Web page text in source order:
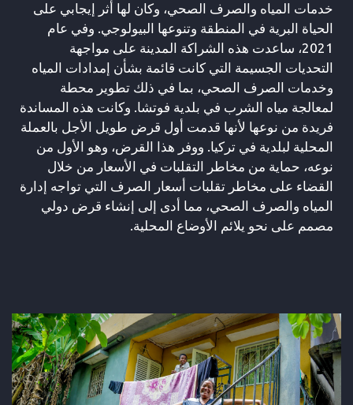
خدمات المياه والصرف الصحي، وكان لها أثر إيجابي على
الحياة البرية في المنطقة وتنوعها البيولوجي. وفي عام
2021، ساعدت هذه الشراكة المدينة على مواجهة
التحديات الجسيمة التي كانت قائمة بشأن إمدادات المياه
وخدمات الصرف الصحي، بما في ذلك تطوير محطة
لمعالجة مياه الشرب في بلدية فوتشا. وكانت هذه المساندة
فريدة من نوعها لأنها قدمت أول قرض طويل الأجل بالعملة
المحلية لبلدية في تركيا. ووفر هذا القرض، وهو الأول من
نوعه، حماية من مخاطر التقلبات في الأسعار من خلال
القضاء على مخاطر تقلبات أسعار الصرف التي تواجه إدارة
المياه والصرف الصحي، مما أدى إلى إنشاء قرض دولي
مصمم على نحو يلائم الأوضاع المحلية.